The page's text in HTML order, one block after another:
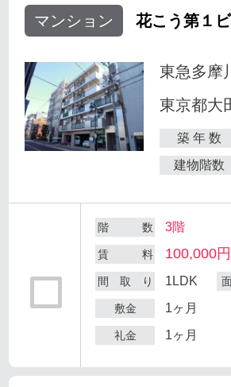
マンション 花こう第１
東急多摩
東京都大
築 年 数
建物階数
階 数 3階
賃 料 100,000円
間 取 り 1LDK
敷金 1ヶ月
礼金 1ヶ月